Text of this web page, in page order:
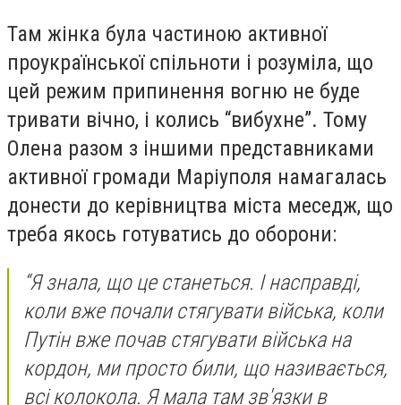
Там жінка була частиною активної
проукраїнської спільноти і розуміла, що
цей режим припинення вогню не буде
тривати вічно, і колись “вибухне”. Тому
Олена разом з іншими представниками
активної громади Маріуполя намагалась
донести до керівництва міста меседж, що
треба якось готуватись до оборони:
“Я знала, що це станеться. І насправді,
коли вже почали стягувати війська, коли
Путін вже почав стягувати війська на
кордон, ми просто били, що називається,
всі колокола. Я мала там зв'язки в